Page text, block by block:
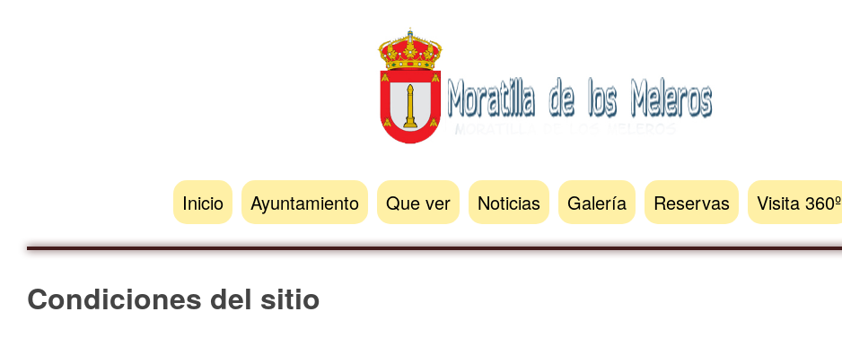
Inicio Ayuntamiento
Saludos del Alcalde
Corporación municipal
Que ver
Rollo
Ermita nuestra
Noticias Galería
Nuestra historia
Reservas Visita 360º
Condiciones del sitio